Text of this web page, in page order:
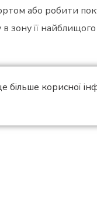
або робити
її
більше корисної